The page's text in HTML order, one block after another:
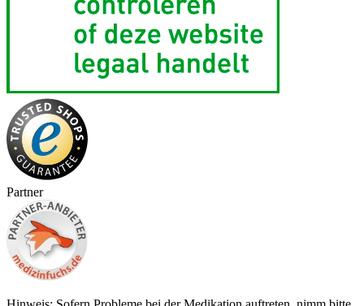
Partner